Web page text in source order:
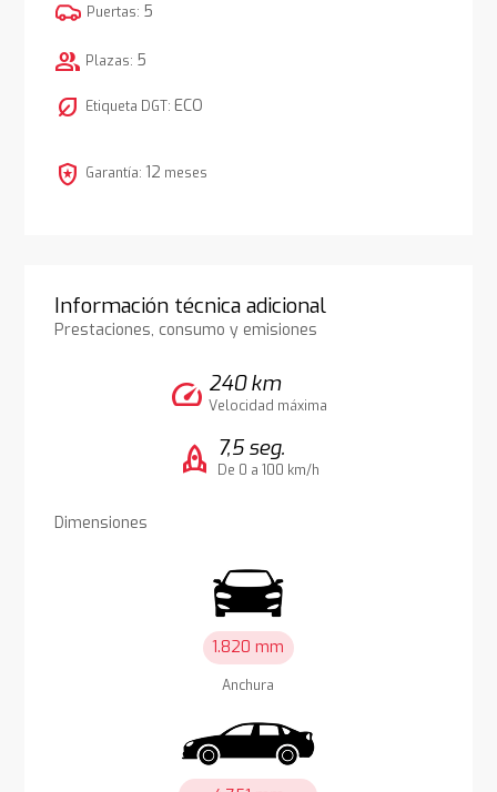
Puertas: 5
group Plazas: 5
nest_eco_leaf Etiqueta DGT: ECO
local_police Garantía: 12 meses
Información técnica adicional
Prestaciones, consumo y emisiones
speed 240 km
Velocidad máxima
rocket 7,5 seg.
De 0 a 100 km/h
Dimensiones
1.820 mm
Anchura